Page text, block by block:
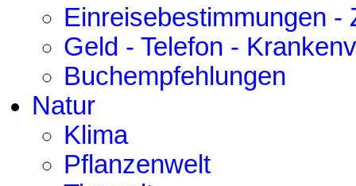
Einreisebestimmungen -
Geld - Telefon -
Buchempfehlungen
Natur
Klima
Pflanzenwelt